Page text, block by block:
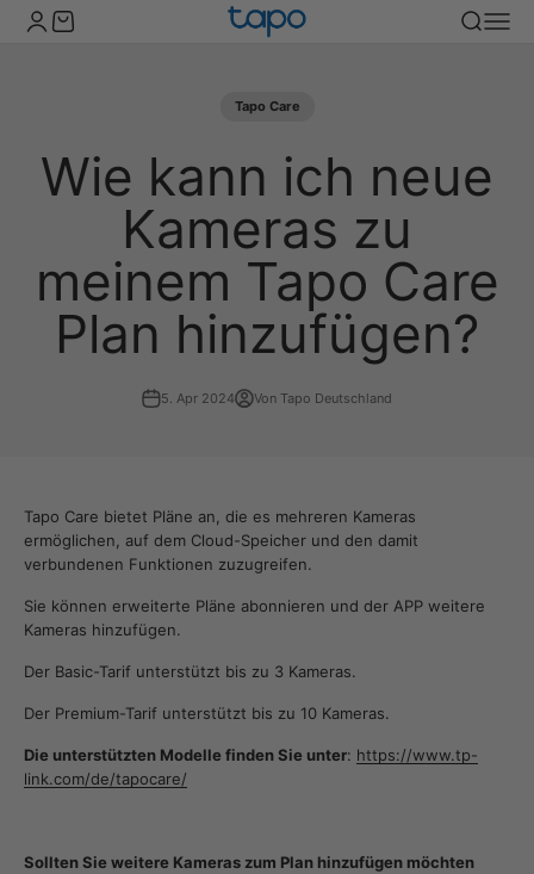
Zum Inhalt springen Suche
TP-Link Tapo Deutschland
Kundenkontoseite öffnen
Warenkorb öffnen
Tapo Care
Wie kann ich neue
Kameras zu
meinem Tapo Care
Plan hinzufügen?
5. Apr 2024 Von Tapo Deutschland
Tapo Care bietet Pläne an, die es mehreren Kameras
ermöglichen, auf dem Cloud-Speicher und den damit
verbundenen Funktionen zuzugreifen.
Sie können erweiterte Pläne abonnieren und der APP weitere
Kameras hinzufügen.
Der Basic-Tarif unterstützt bis zu 3 Kameras.
Der Premium-Tarif unterstützt bis zu 10 Kameras.
Die unterstützten Modelle finden Sie unter: https://www.tp-
link.com/de/tapocare/
Sollten Sie weitere Kameras zum Plan hinzufügen möchten